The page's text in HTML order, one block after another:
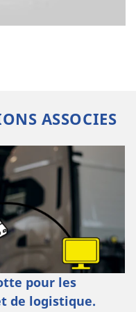
ASSOCIES
pour les
de logistique.